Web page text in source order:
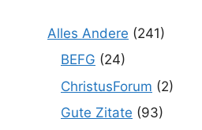
Alles Andere (241)
BEFG (24)
ChristusForum (2)
Gute Zitate (93)